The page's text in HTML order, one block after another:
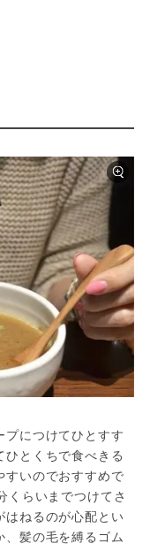
につけてひとすす
ひとくちで食べきる
すいのでおすすめで
くらいまでつけてさ
はねるのが心配とい
髪の毛を縛るゴム